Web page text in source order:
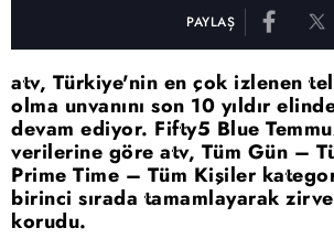
PAYLAŞ
atv, Türkiye'nin en çok izlenen
olma unvanını son 10 yıldır
devam ediyor. Fifty5 Blue
verilerine göre atv, Tüm Gün –
Prime Time – Tüm Kişiler
birinci sırada tamamlayarak
korudu.